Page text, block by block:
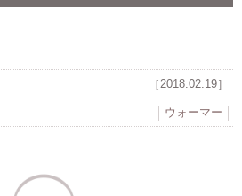
［2018.02.19］
ウォーマー